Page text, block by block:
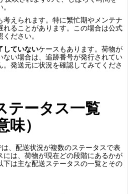
考えられます。特に繁忙期やメンテナ
れることがあります。この場合は公式
ださい。
していないケースもあります。荷物が
ない場合は、追跡番号が発行されてい
発送元に状況を確認してみてくださ
テータス一覧
味）
、配送状況が複数のステータスで表
には、荷物が現在どの段階にあるかが
下は主な配送ステータスの一覧とその